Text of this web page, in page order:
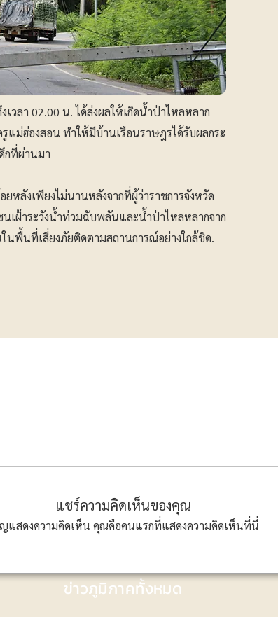
วลา 02.00 น. ได้ส่งผลให้เกิดน้ำป่าไหลหลาก
ม่ฮ่องสอน ทำให้มีบ้านเรือนราษฎรได้รับผลกระ
กที่ผ่านมา
หลังเพียงไม่นานหลังจากที่ผู้ว่าราชการจังหวัด
เฝ้าระวังน้ำท่วมฉับพลันและน้ำป่าไหลหลากจาก
พื้นที่เสี่ยงภัยติดตามสถานการณ์อย่างใกล้ชิด.
แชร์ความคิดเห็นของคุณ
แสดงความคิดเห็น คุณคือคนแรกที่แสดงความคิดเห็นที่นี่
ข่าวภูมิภาคทั้งหมด